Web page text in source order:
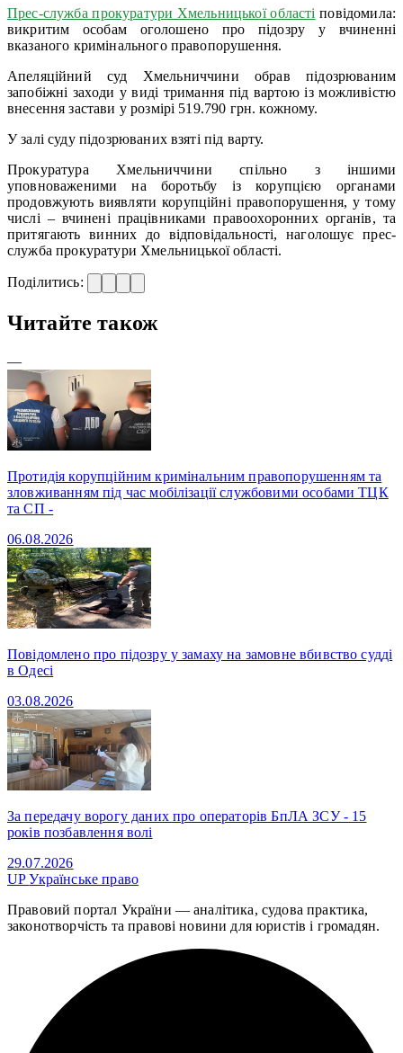
Прес-служба прокуратури Хмельницької області повідомила:
викритим особам оголошено про підозру у вчиненні
вказаного кримінального правопорушення.
Апеляційний суд Хмельниччини обрав підозрюваним
запобіжні заходи у виді тримання під вартою із можливістю
внесення застави у розмірі 519.790 грн. кожному.
У залі суду підозрюваних взяті під варту.
Прокуратура Хмельниччини спільно з іншими
уповноваженими на боротьбу із корупцією органами
продовжують виявляти корупційні правопорушення, у тому
числі – вчинені працівниками правоохоронних органів, та
притягають винних до відповідальності, наголошує прес-
служба прокуратури Хмельницької області.
Поділитись:
Читайте також
—
Протидія корупційним кримінальним правопорушенням та
зловживанням під час мобілізації службовими особами ТЦК
та СП -
06.08.2026
Повідомлено про підозру у замаху на замовне вбивство судді
в Одесі
03.08.2026
За передачу ворогу даних про операторів БпЛА ЗСУ - 15
років позбавлення волі
29.07.2026
UPУкраїнське право
Правовий портал України — аналітика, судова практика,
законотворчість та правові новини для юристів і громадян.